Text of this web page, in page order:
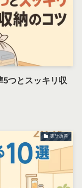
5つとスッキリ収
家計改善